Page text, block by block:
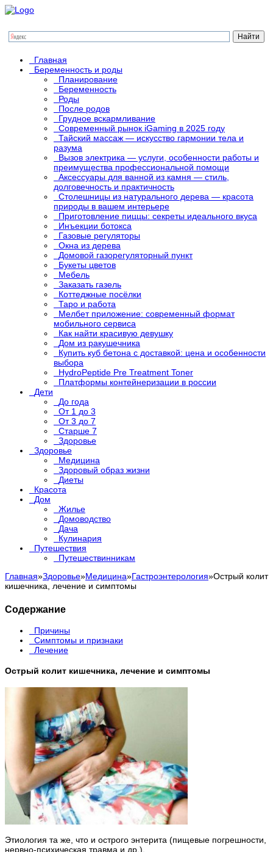
Главная
Беременность и роды
Планирование
Беременность
Роды
После родов
Грудное вскармливание
Современный рынок iGaming в 2025 году
Тайский массаж — искусство гармонии тела и
разума
Вызов электрика — услуги, особенности работы и
преимущества профессиональной помощи
Аксессуары для ванной из камня — стиль,
долговечность и практичность
Столешницы из натурального дерева — красота
природы в вашем интерьере
Приготовление пиццы: секреты идеального вкуса
Инъекции ботокса
Газовые регуляторы
Окна из дерева
Домовой газорегуляторный пункт
Букеты цветов
Мебель
Заказать газель
Коттеджные посёлки
Таро и работа
Мелбет приложение: современный формат
мобильного сервиса
Как найти красивую девушку
Дом из ракушечника
Купить куб бетона с доставкой: цена и особенности
выбора
HydroPeptide Pre Treatment Toner
Платформы контейнеризации в россии
Дети
До года
От 1 до 3
От 3 до 7
Старше 7
Здоровье
Здоровье
Медицина
Здоровый образ жизни
Диеты
Красота
Дом
Жилье
Домоводство
Дача
Кулинария
Путешествия
Путешествинникам
Главная»Здоровье»Медицина»Гастроэнтерология»Острый колит
кишечника, лечение и симптомы
Содержание
Причины
Симптомы и признаки
Лечение
Острый колит кишечника, лечение и симптомы
Этиология та же, что и острого энтерита (пищевые погрешности,
нервно-психическая травма и др.).